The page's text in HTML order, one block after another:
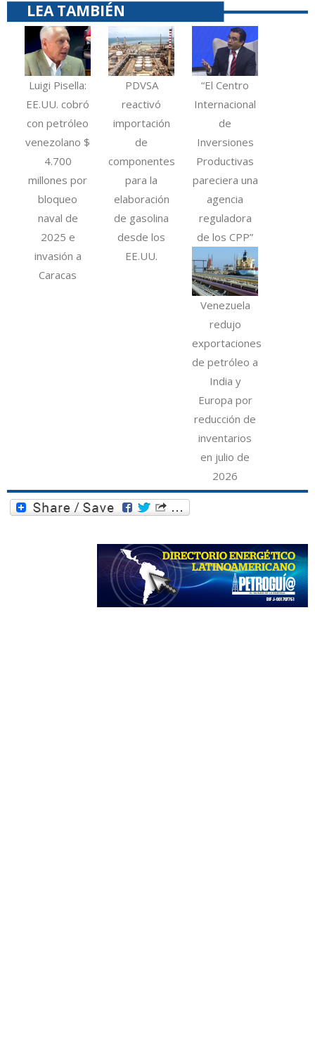
LEA TAMBIÉN
Luigi Pisella:
EE.UU. cobró
con petróleo
venezolano $
4.700
millones por
bloqueo
naval de
2025 e
invasión a
Caracas
PDVSA
reactivó
importación
de
componentes
para la
elaboración
de gasolina
desde los
EE.UU.
“El Centro
Internacional
de
Inversiones
Productivas
pareciera una
agencia
reguladora
de los CPP”
Venezuela
redujo
exportaciones
de petróleo a
India y
Europa por
reducción de
inventarios
en julio de
2026